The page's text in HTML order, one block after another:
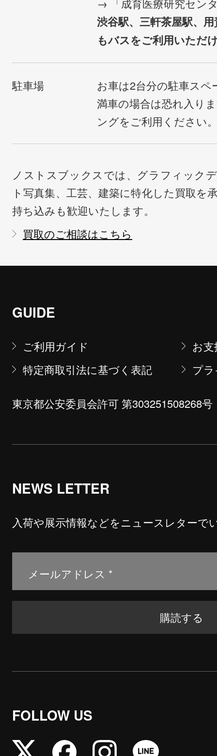
→ 「成育医療研究セン
渋谷駅、三軒茶屋駅、
もバスをご利用いただ
駐車場
お車は2台分の駐車ス
満車の場合は恐れ入り
ングをご利用ください
ノストスブックスでは、グラフィック
ト写真集、工芸、建築に特化した買取を
持ち込みも歓迎いたします。
買取のご相談はこちら
GUIDE
ご利用ガイド
お
特定商取引法に基づく表記
プ
東京都公安委員会許可 第303251508268号
NEWS LETTER
入荷や展示情報などをニュースレターで
FOLLOW US